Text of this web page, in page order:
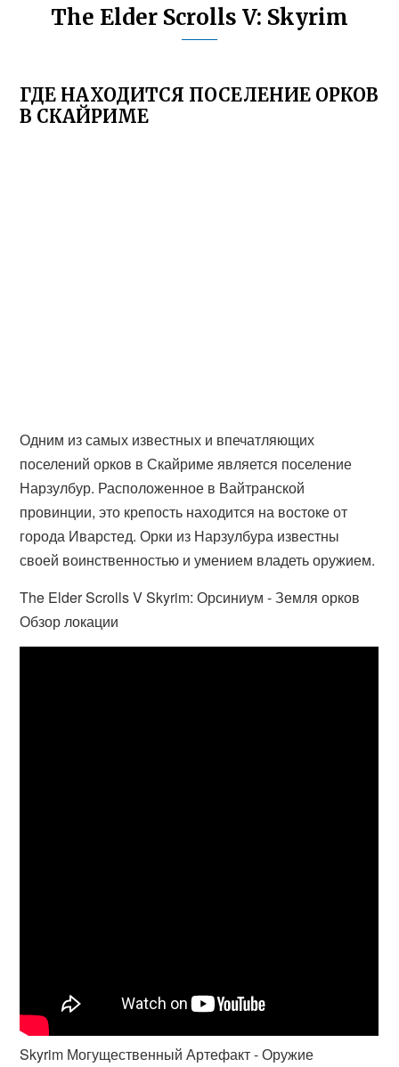
The Elder Scrolls V: Skyrim
ГДЕ НАХОДИТСЯ ПОСЕЛЕНИЕ ОРКОВ
В СКАЙРИМЕ
Одним из самых известных и впечатляющих
поселений орков в Скайриме является поселение
Нарзулбур. Расположенное в Вайтранской
провинции, это крепость находится на востоке от
города Иварстед. Орки из Нарзулбура известны
своей воинственностью и умением владеть оружием.
The Elder Scrolls V Skyrim: Орсиниум - Земля орков
Обзор локации
Skyrim Могущественный Артефакт - Оружие